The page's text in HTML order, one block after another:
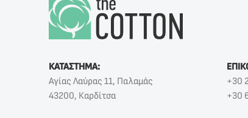
ΚΑΤΑΣΤΗΜΑ:
Αγίας Λαύρας 11, Παλαμάς
43200, Καρδίτσα
+30
+30